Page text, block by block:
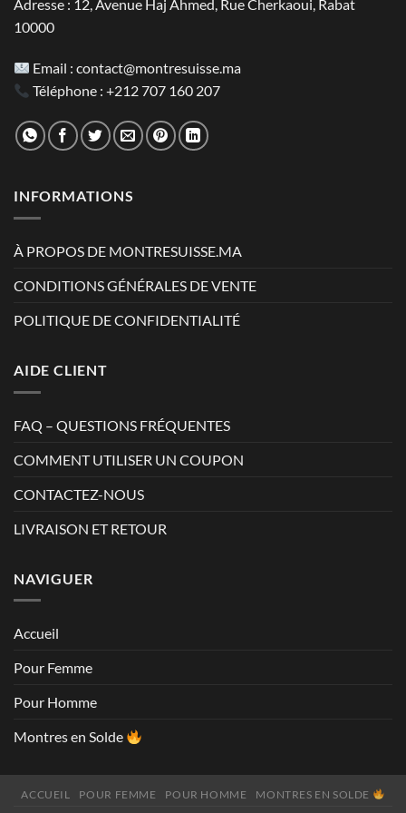
Adresse : 12, Avenue Haj Ahmed, Rue Cherkaoui, Rabat
10000
Email :contact@montresuisse.ma
Téléphone :+212 707 160 207
INFORMATIONS
À PROPOS DE MONTRESUISSE.MA
CONDITIONS GÉNÉRALES DE VENTE
POLITIQUE DE CONFIDENTIALITÉ
AIDE CLIENT
FAQ – QUESTIONS FRÉQUENTES
COMMENT UTILISER UN COUPON
CONTACTEZ-NOUS
LIVRAISON ET RETOUR
NAVIGUER
Accueil
Pour Femme
Pour Homme
Montres en Solde
ACCUEIL POUR FEMME POUR HOMME MONTRES EN SOLDE